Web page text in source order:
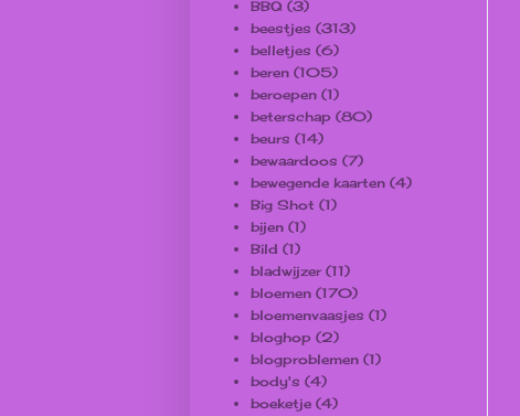
BBQ (3)
beestjes (313)
belletjes (6)
beren (105)
beroepen (1)
beterschap (80)
beurs (14)
bewaardoos (7)
bewegende kaarten (4)
Big Shot (1)
bijen (1)
Bild (1)
bladwijzer (11)
bloemen (170)
bloemenvaasjes (1)
bloghop (2)
blogproblemen (1)
body's (4)
boeketje (4)